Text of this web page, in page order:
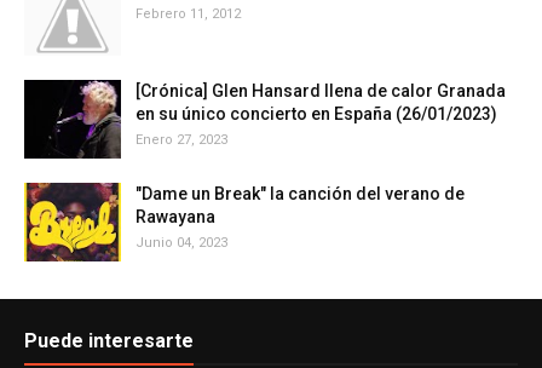
Febrero 11, 2012
[Crónica] Glen Hansard llena de calor Granada
en su único concierto en España (26/01/2023)
Enero 27, 2023
"Dame un Break" la canción del verano de
Rawayana
Junio 04, 2023
Puede interesarte